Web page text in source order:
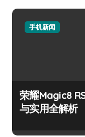
手机新闻
荣耀Magic8
与实用全解析